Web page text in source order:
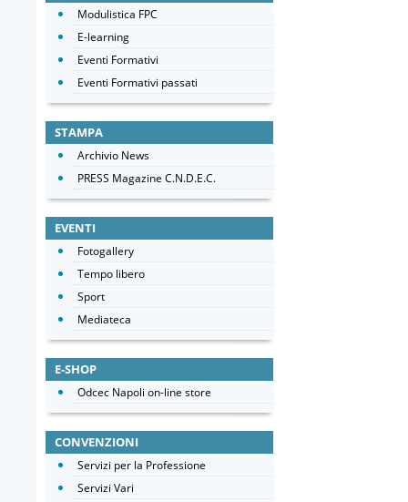
Modulistica FPC
E-learning
Eventi Formativi
Eventi Formativi passati
STAMPA
Archivio News
PRESS Magazine C.N.D.E.C.
EVENTI
Fotogallery
Tempo libero
Sport
Mediateca
E-SHOP
Odcec Napoli on-line store
CONVENZIONI
Servizi per la Professione
Servizi Vari